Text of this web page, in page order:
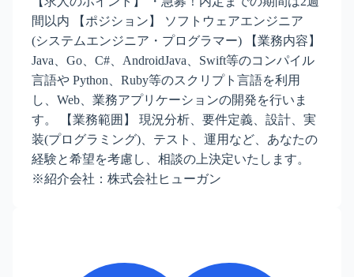
間以内 【ポジション】 ソフトウェアエンジニア
(システムエンジニア・プログラマー) 【業務内容】
Java、Go、C#、AndroidJava、Swift等のコンパイル
言語や Python、Ruby等のスクリプト言語を利用
し、Web、業務アプリケーションの開発を行いま
す。 【業務範囲】 現況分析、要件定義、設計、実
装(プログラミング)、テスト、運用など、あなたの
経験と希望を考慮し、相談の上決定いたします。
※紹介会社：株式会社ヒューガン